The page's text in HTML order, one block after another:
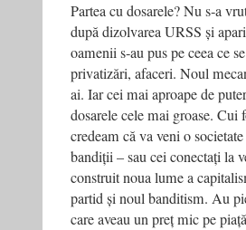
Partea cu dosarele? Nu s‑a
după dizolvarea URSS și
oamenii s‑au pus pe ceea ce
privatizări, afaceri. Noul
ai. Iar cei mai aproape de
dosarele cele mai groase.
credeam că va veni o
bandiții – sau cei conectați la
construit noua lume a
partid și noul banditism. Au
care aveau un preț mic pe